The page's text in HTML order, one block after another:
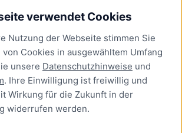
verwendet Cookies
Nutzung der Webseite stimmen Sie
Cookies in ausgewähltem Umfang
unsere Datenschutzhinweise und
. Ihre Einwilligung ist freiwillig und
Wirkung für die Zukunft in der
widerrufen werden.